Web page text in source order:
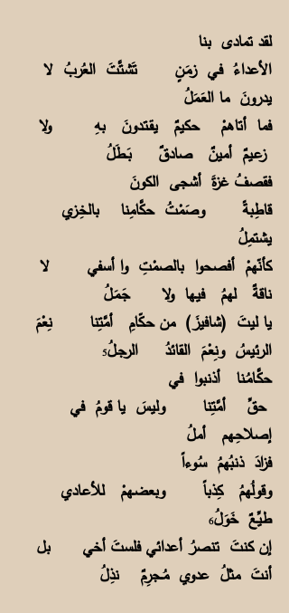
لقد تمادى بنا
الأعداءُ فـي زمَـنٍ تَشتَّتَ العُربُ لا
يدرونَ ما العَـمَلُ
فما أتاهمْ حكيمٌ يقـتـدونَ بهِ ولا
زعـيمٌ أمينٌ صادقٌ بَــطَلُ
فقصفُ غزةَ أشجى الكونَ
قاطِبةً وصَمْتُ حكَّامِنا بالخِـزي
يشتمِلُ
كأنّهمْ أفصحوا بالصمْتِ وا أسفي لا
ناقةٌ لهمُ فيـها ولا جَـمَـلُ
يا ليتَ (شافيزَ) من حـكّامِ أمَّتِنا نِعْمَ
الرئيسُ ونِعْـمَ القائدُ الرجـلُ5
حكَّـامُـنا أذنبوا في
حقِّ أمَّتِنا وليسَ يا قومُ في
إصلاحِـهم أملُ
فزادَ ذنبُهمُ سُـوءاً
وقولُهمُ كِذباً وبعضـهمْ للأعـادي
طيِّعٌ خَوَلُ6
إن كنتَ تنصرُ أعدائي فلستَ أخي بل
أنتَ مثلُ عدوي مُــجرِمٌ نذِلُ